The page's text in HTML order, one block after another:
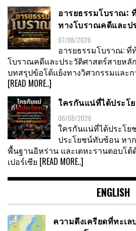
อารยธรรมโบราณ:
ทางโบราณคดีและป
07/08/2026
อารยธรรมโบราณ: ที่
โบราณคดีและประวัติศาสตร์สายหลั
บทสรุปข้อโต้แย้งทางวิศวกรรมและ
[READ MORE..]
ใครกันแน่ที่ได้ประโ
06/08/2026
ใครกันแน่ที่ได้ประโย
ประโยชน์ทับซ้อน หา
พื้นฐานอิหร่าน และเตหะรานตอบโต้
เปอร์เซีย [READ MORE..]
ENGLISH
ความตึงเครียดที่ทะเ